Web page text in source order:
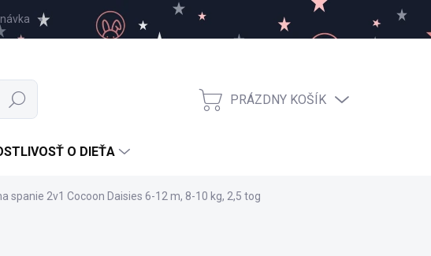
Hľadať
NÁKUPNÝ
PRÁZDNY KOŠÍK
O DIEŤA
spanie 2v1 Cocoon Daisies 6-12 m, 8-10 kg, 2,5 tog